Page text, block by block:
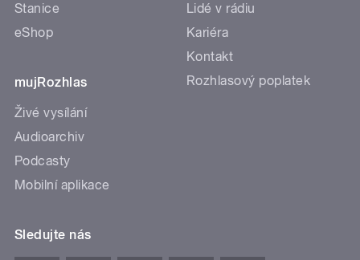
Stanice
eShop
mujRozhlas
Živé vysílání
Audioarchiv
Podcasty
Mobilní aplikace
Lidé v rádiu
Kariéra
Kontakt
Rozhlasový poplatek
Sledujte nás